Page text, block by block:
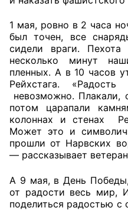
1 мая, ровно в 2 часа
был точен, все
сидели враги.
несколько минут
пленных. А в 10 часов
Рейхстага.
невозможно. Плакали,
потом царапали
колоннах и стенах
Может это и
прошли от Нарвских
— рассказывает
А 9 мая, в День
от радости весь мир,
поделиться радостью